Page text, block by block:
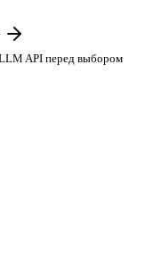
API перед выбором